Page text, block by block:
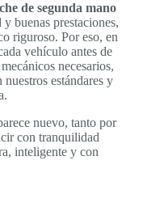
de segunda mano
buenas prestaciones,
riguroso. Por eso, en
vehículo antes de
necesarios,
estándares y
nuevo, tanto por
con tranquilidad
inteligente y con